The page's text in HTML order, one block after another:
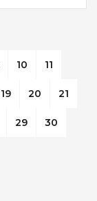
10 11
19 20 21
29 30